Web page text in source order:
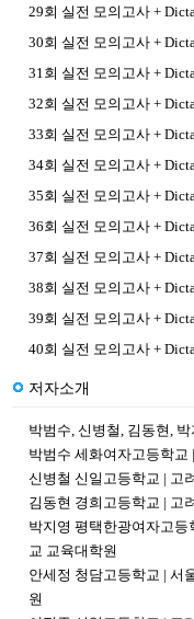
29회 실전 모의고사 +
30회 실전 모의고사 +
31회 실전 모의고사 +
32회 실전 모의고사 +
33회 실전 모의고사 +
34회 실전 모의고사 +
35회 실전 모의고사 +
36회 실전 모의고사 +
37회 실전 모의고사 +
38회 실전 모의고사 +
39회 실전 모의고사 +
40회 실전 모의고사 +
저자소개
박범수, 신병철, 김동현,
박범수 세화여자고등학교
신병철 신일고등학교 | 고
김동현 경희고등학교 | 고
박지영 평택한광여자고
교 교육대학원
안세정 청담고등학교 | 서
원